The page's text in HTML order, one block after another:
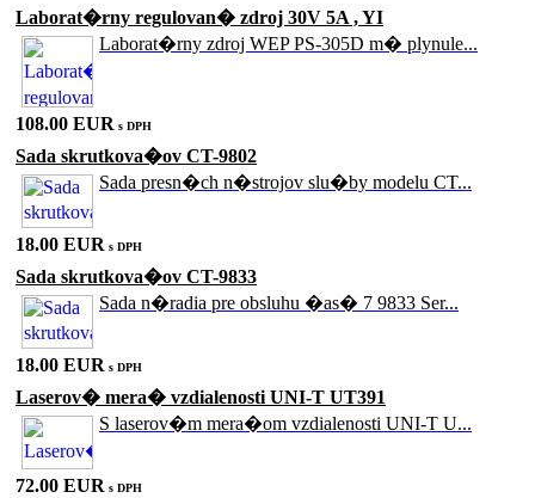
Laborat�rny regulovan� zdroj 30V 5A , YI
Laborat�rny zdroj WEP PS-305D m� plynule...
108.00 EUR s DPH
Sada skrutkova�ov CT-9802
Sada presn�ch n�strojov slu�by modelu CT...
18.00 EUR s DPH
Sada skrutkova�ov CT-9833
Sada n�radia pre obsluhu �as� 7 9833 Ser...
18.00 EUR s DPH
Laserov� mera� vzdialenosti UNI-T UT391
S laserov�m mera�om vzdialenosti UNI-T U...
72.00 EUR s DPH